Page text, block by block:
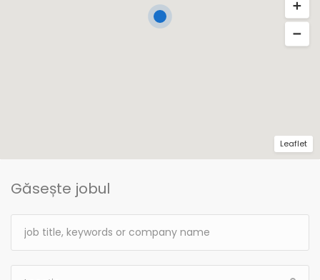
Găsește jobul
Leaflet